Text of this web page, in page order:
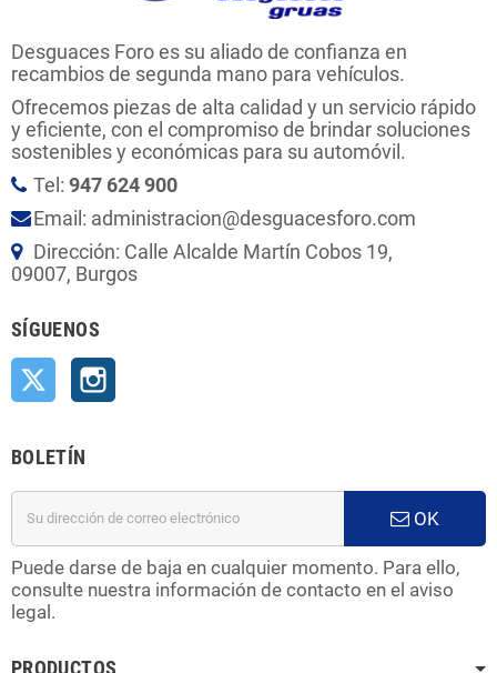
Desguaces Foro es su aliado de confianza en
recambios de segunda mano para vehículos.
Ofrecemos piezas de alta calidad y un servicio rápido
y eficiente, con el compromiso de brindar soluciones
sostenibles y económicas para su automóvil.
Tel: 947 624 900
Email: administracion@desguacesforo.com
Dirección: Calle Alcalde Martín Cobos 19,
09007, Burgos
SÍGUENOS
Twitter
BOLETÍN
OK
Puede darse de baja en cualquier momento. Para ello,
consulte nuestra información de contacto en el aviso
legal.
PRODUCTOS